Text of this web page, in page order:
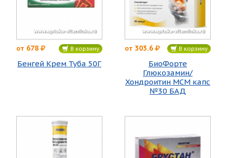
от 678 В корзину
Бенгей Крем Туба 50Г
от 303.6 В корзину
БиоФорте
Глюкозамин/
Хондроитин МСМ капс
№30 БАД